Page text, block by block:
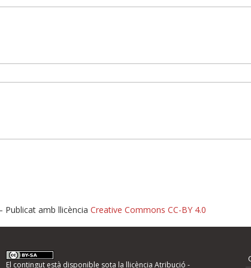
d'errors
Publicat amb llicència Creative Commons CC-BY 4.0
El contingut està disponible sota la llicència Atribució -